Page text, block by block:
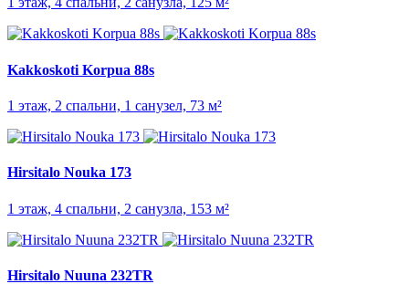
Kakkoskoti Korpua 88s
1 этаж, 2 спальни, 1 санузел, 73 м²
Hirsitalo Nouka 173
1 этаж, 4 спальни, 2 санузла, 153 м²
Hirsitalo Nuuna 232TR